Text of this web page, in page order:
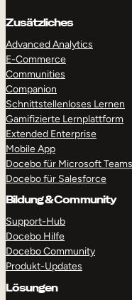
RUNDGANG MACHEN
Zusätzliches
Advanced Analytics
E-Commerce
Communities
Companion
Schnittstellenloses Lernen
Gamifizierte Lernplattform
Extended Enterprise
Mobile App
Docebo für Microsoft Teams
Docebo für Salesforce
Bildung & Community
Support-Hub
Docebo Hilfe
Docebo Community
Produkt-Updates
Lösungen